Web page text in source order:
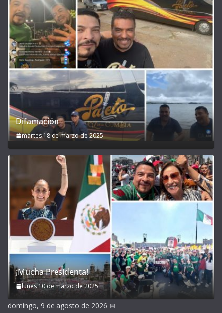
Difamación
martes 18 de marzo de 2025
¡Mucha Presidenta!
lunes 10 de marzo de 2025
domingo, 9 de agosto de 2026 📅